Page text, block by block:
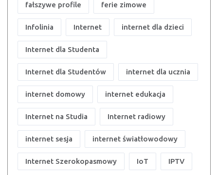
fałszywe profile ferie zimowe
Infolinia Internet internet dla dzieci
Internet dla Studenta
Internet dla Studentów internet dla ucznia
internet domowy internet edukacja
Internet na Studia Internet radiowy
internet sesja internet światłowodowy
Internet Szerokopasmowy IoT IPTV